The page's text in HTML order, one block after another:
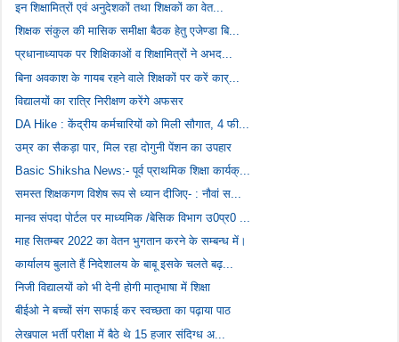
इन शिक्षामित्रों एवं अनुदेशकों तथा शिक्षकों का वेत...
शिक्षक संकुल की मासिक समीक्षा बैठक हेतु एजेण्डा बि...
प्रधानाध्यापक पर शिक्षिकाओं व शिक्षामित्रों ने अभद...
बिना अवकाश के गायब रहने वाले शिक्षकों पर करें कार्...
विद्यालयों का रात्रि निरीक्षण करेंगे अफसर
DA Hike : केंद्रीय कर्मचारियों को मिली सौगात, 4 फी...
उम्र का सैकड़ा पार, मिल रहा दोगुनी पेंशन का उपहार
Basic Shiksha News:- पूर्व प्राथमिक शिक्षा कार्यक्...
समस्त शिक्षकगण विशेष रूप से ध्यान दीजिए- : नौवां स...
मानव संपदा पोर्टल पर माध्यमिक /बेसिक विभाग उ0प्र0 ...
माह सितम्बर 2022 का वेतन भुगतान करने के सम्बन्ध में।
कार्यालय बुलाते हैं निदेशालय के बाबू इसके चलते बढ़...
निजी विद्यालयों को भी देनी होगी मातृभाषा में शिक्षा
बीईओ ने बच्चों संग सफाई कर स्वच्छता का पढ़ाया पाठ
लेखपाल भर्ती परीक्षा में बैठे थे 15 हजार संदिग्ध अ...